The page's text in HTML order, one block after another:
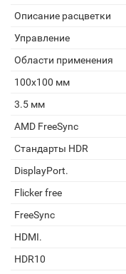
Описание расцветки
Управление
Области применения
100x100 мм
3.5 мм
AMD FreeSync
Cтандарты HDR
DisplayPort.
Flicker free
FreeSync
HDMI.
HDR10